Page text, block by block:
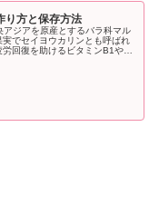
り方と保存方法
ジアを原産とするバラ科マル
でセイヨウカリンとも呼ばれ
回復を助けるビタミンB1や抗